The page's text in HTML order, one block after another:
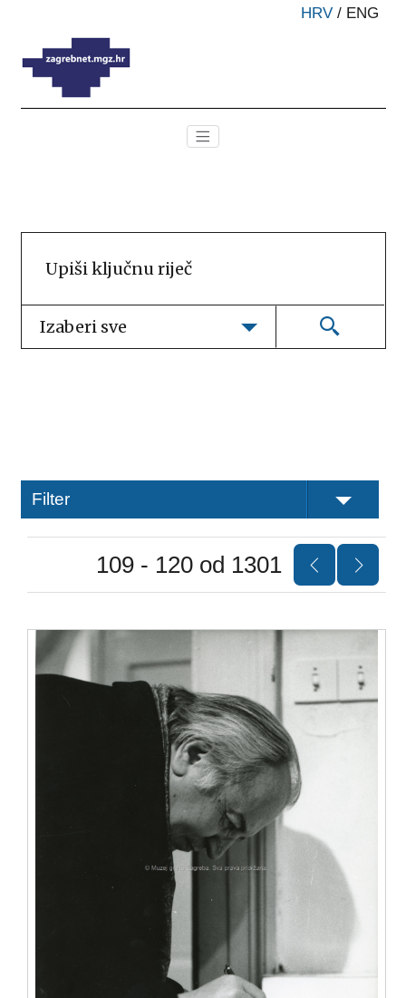
HRV / ENG
Izaberi sve
Filter
109 - 120 od 1301